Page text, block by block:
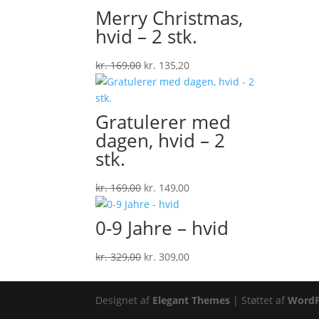
Merry Christmas,
hvid – 2 stk.
kr.169,00 Den
oprindelige
var:
kr. 169,00.
kr. 135,20Den
aktuelle
kr. 135,20.
Gratulerer med
dagen, hvid – 2
stk.
kr.169,00 Den
oprindelige
pris
var:
kr. 169,00.
kr. 149,00Den
pris
er:
kr. 149,00.
0-9 Jahre – hvid
kr.329,00 Den
var:
kr. 309,00Den
er:
Designet af Elegant Themes | Støttet af